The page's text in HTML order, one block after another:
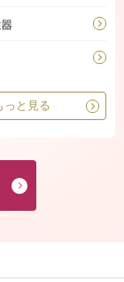
っと見る